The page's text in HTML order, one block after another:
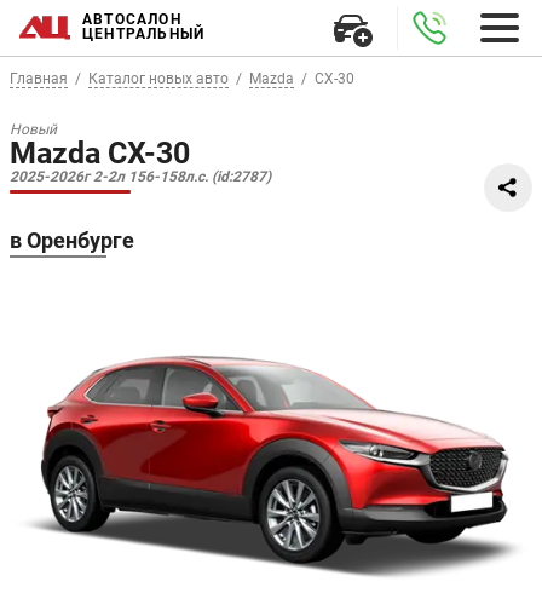
АВТОСАЛОН
ЦЕНТРАЛЬНЫЙ
Главная Каталог новых авто Mazda CX-30
Новый
Mazda CX-30
2025-2026г 2-2л 156-158л.с. (id:2787)
в Оренбурге